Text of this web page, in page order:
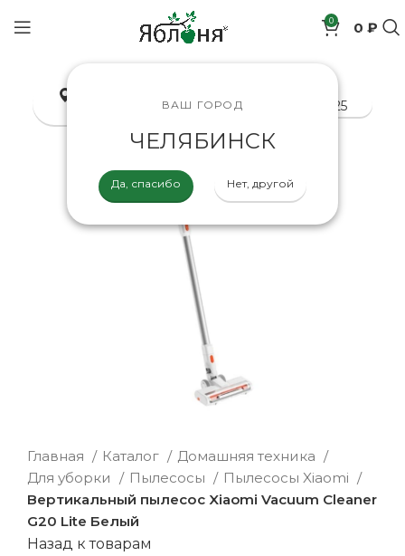
0
позиций0 ₽
ВАШ ГОРОД
ЧЕЛЯБИНСК
Да, спасибо Нет, другой
8-800-200-70-25
Главная Каталог
Домашняя техника
Для уборки
Пылесосы
Пылесосы Xiaomi
Вертикальный пылесос Xiaomi Vacuum Cleaner
G20 Lite Белый
Назад к товарам